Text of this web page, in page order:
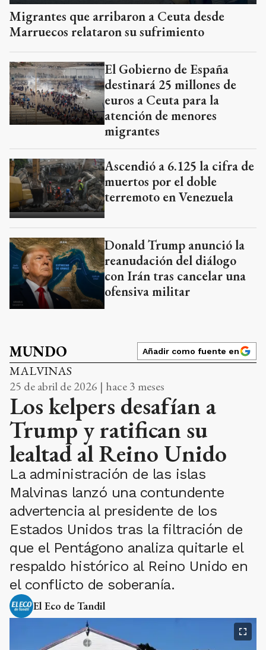
Migrantes que arribaron a Ceuta desde
Marruecos relataron su sufrimiento
El Gobierno de España
destinará 25 millones de
euros a Ceuta para la
atención de menores
migrantes
Ascendió a 6.125 la cifra de
muertos por el doble
terremoto en Venezuela
Donald Trump anunció la
reanudación del diálogo
con Irán tras cancelar una
ofensiva militar
MUNDO Añadir como fuente en
MALVINAS
25 de abril de 2026 | hace 3 meses
Los kelpers desafían a
Trump y ratifican su
lealtad al Reino Unido
La administración de las islas
Malvinas lanzó una contundente
advertencia al presidente de los
Estados Unidos tras la filtración de
que el Pentágono analiza quitarle el
respaldo histórico al Reino Unido en
el conflicto de soberanía.
El Eco de Tandil